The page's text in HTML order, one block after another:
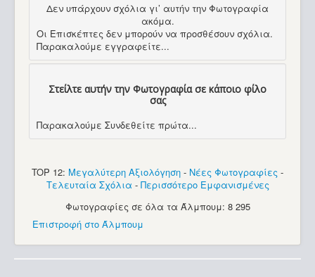
Δεν υπάρχουν σχόλια γι’ αυτήν την Φωτογραφία
ακόμα.
Οι Επισκέπτες δεν μπορούν να προσθέσουν σχόλια.
Παρακαλούμε εγγραφείτε...
Στείλτε αυτήν την Φωτογραφία σε κάποιο φίλο
σας
Παρακαλούμε Συνδεθείτε πρώτα...
TOP 12: Μεγαλύτερη Αξιολόγηση - Νέες Φωτογραφίες -
Τελευταία Σχόλια - Περισσότερο Εμφανισμένες
Φωτογραφίες σε όλα τα Άλμπουμ: 8 295
Επιστροφή στο Άλμπουμ